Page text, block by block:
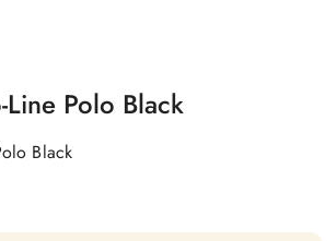
Polo Black
Black